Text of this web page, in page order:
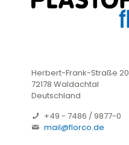
Herbert-Frank-Straße 20
72178 Waldachtal
Deutschland
+49 - 7486 / 9877-0
mail@florco.de